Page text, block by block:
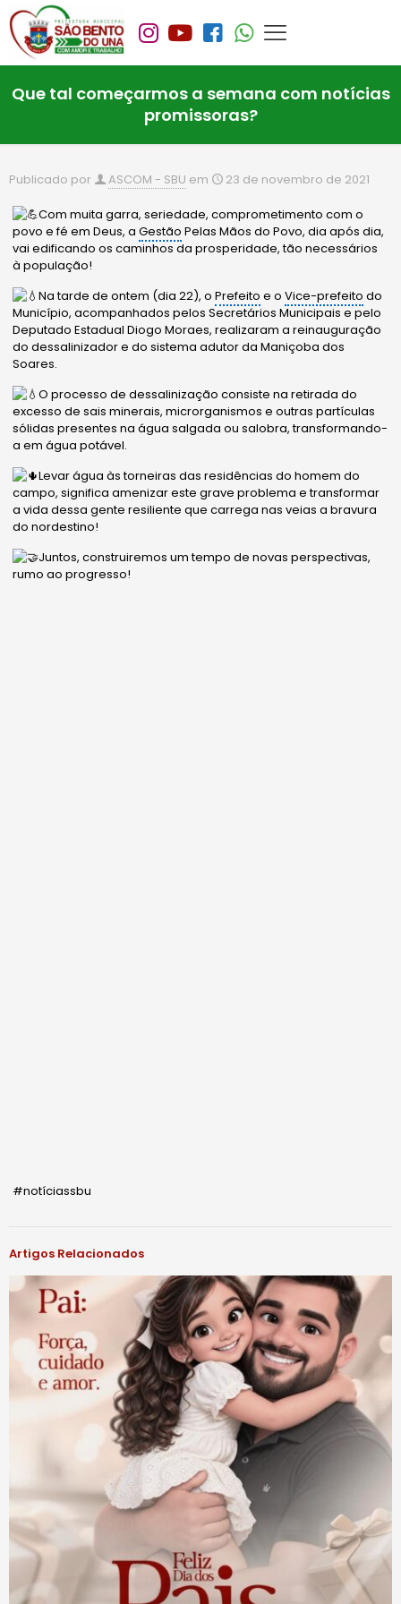
Que tal começarmos a semana com notícias
promissoras?
Publicado por ASCOM - SBU em 23 de novembro de 2021
Com muita garra, seriedade, comprometimento com o
povo e fé em Deus, aGestão Pelas Mãos do Povo, dia após dia,
vai edificando os caminhos da prosperidade, tão necessários
à população!
Na tarde de ontem (dia 22), oPrefeito e oVice-prefeito do
Município, acompanhados pelos Secretários Municipais e pelo
Deputado Estadual Diogo Moraes, realizaram a reinauguração
do dessalinizador e do sistema adutor da Maniçoba dos
Soares.
O processo de dessalinização consiste na retirada do
excesso de sais minerais, microrganismos e outras partículas
sólidas presentes na água salgada ou salobra, transformando-
a em água potável.
Levar água às torneiras das residências do homem do
campo, significa amenizar este grave problema e transformar
a vida dessa gente resiliente que carrega nas veias a bravura
do nordestino!
Juntos, construiremos um tempo de novas perspectivas,
rumo ao progresso!
#notíciassbu
Artigos Relacionados